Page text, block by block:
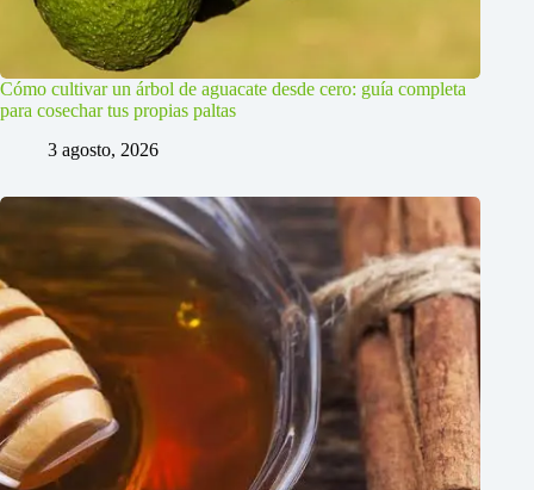
Cómo cultivar un árbol de aguacate desde cero: guía completa
para cosechar tus propias paltas
3 agosto, 2026